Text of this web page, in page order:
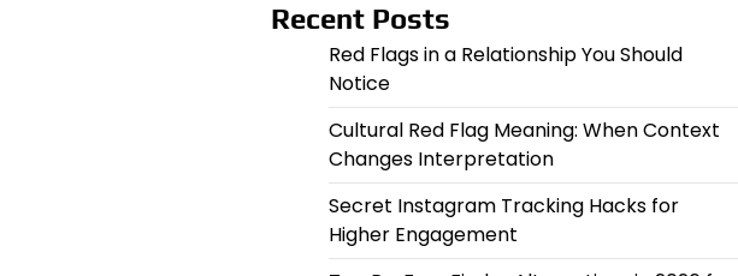
Recent Posts
Red Flags in a Relationship You Should
Notice
Cultural Red Flag Meaning: When Context
Changes Interpretation
Secret Instagram Tracking Hacks for
Higher Engagement